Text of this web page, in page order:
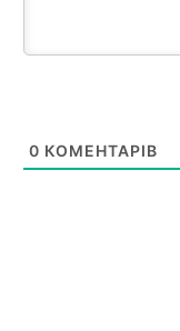
0 КОМЕНТАРІВ